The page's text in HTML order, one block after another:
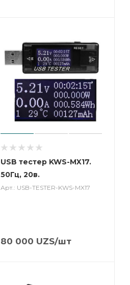
USB тестер KWS-MX17.
50Гц, 20в.
Арт.: USB-TESTER-KWS-MX17
80 000 UZS/шт